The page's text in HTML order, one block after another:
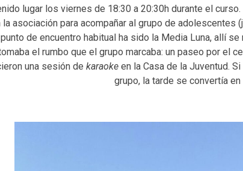
lugar los viernes de 18:30 a 20:30h durante el
la asociación para acompañar al grupo de
de encuentro habitual ha sido la Media Luna, allí
el rumbo que el grupo marcaba: un paseo por el
una sesión de karaoke en la Casa de la Juventud.
grupo, la tarde se convertía